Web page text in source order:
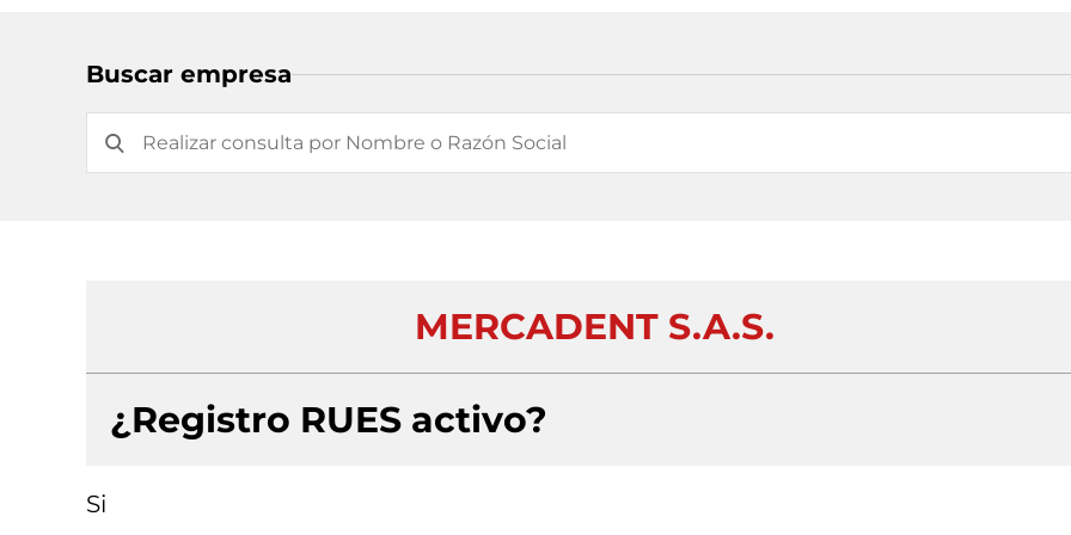
Buscar empresa
MERCADENT S.A.S.
¿Registro RUES activo?
Si